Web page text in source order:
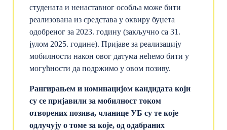
студената и ненаставног особља може бити
реализована из средстава у оквиру буџета
одобреног за 2023. годину (закључно са 31.
јулом 2025. године). Пријаве за реализацију
мобилности након овог датума нећемо бити у
могућности да подржимо у овом позиву.
Рангирањем и номинацијом кандидата који
су се пријавили за мобилност током
отворених позива, чланице УБ су те које
одлучују о томе за које, од одабраних